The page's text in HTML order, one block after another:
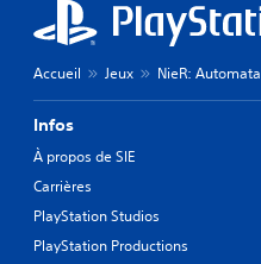
Accueil Jeux NieR: Automata
Infos
À propos de SIE
Carrières
PlayStation Studios
PlayStation Productions